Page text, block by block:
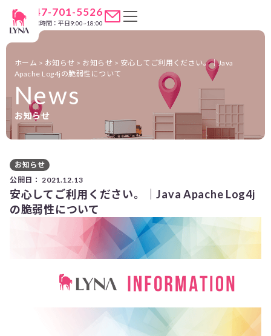
047-701-5526
営業時間：平日9:00~18:00
News
お知らせ
ホーム > お知らせ > お知らせ > 安心してご利用ください。｜Java
Apache Log4jの脆弱性について
お知らせ
公開日： 2021.12.13
安心してご利用ください。｜Java Apache Log4j
の脆弱性について